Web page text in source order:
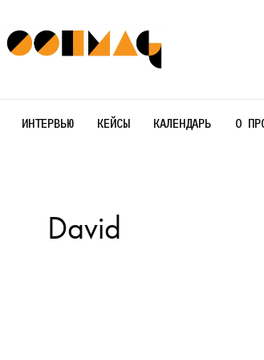
ИНТЕРВЬЮ КЕЙСЫ КАЛЕНДАРЬ О
David